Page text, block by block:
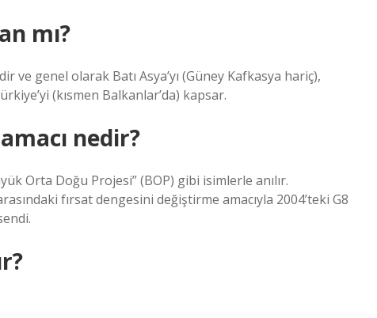
mı?
ve genel olarak Batı Asya’yı (Güney Kafkasya hariç),
(kısmen Balkanlar’da) kapsar.
nedir?
Orta Doğu Projesi” (BOP) gibi isimlerle anılır.
fırsat dengesini değiştirme amacıyla 2004’teki G8